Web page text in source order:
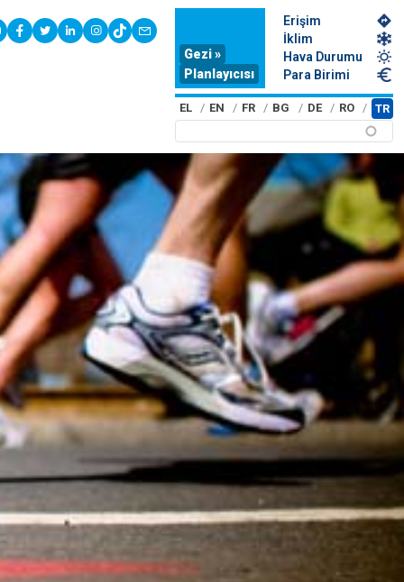
youtubefacebook
twitterlinkedininstagram
tiktokcontact
Gezi »
Planlayıcısı
Erişim
İklim
Hava Durumu
Para Birimi
EL EN FR BG DE RO TR